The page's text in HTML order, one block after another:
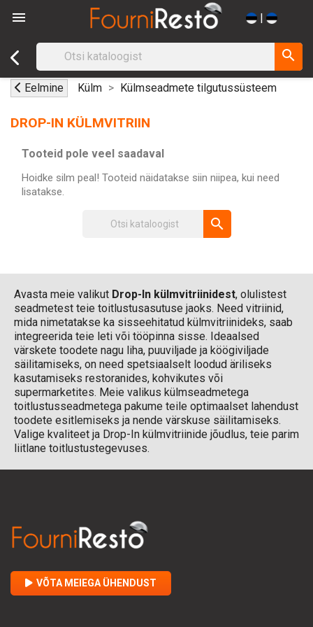
 |
search
Eelmine Külm Külmseadmete tilgutussüsteem
DROP-IN KÜLMVITRIIN
Tooteid pole veel saadaval
Hoidke silm peal! Tooteid näidatakse siin niipea, kui need
lisatakse.
search
Avasta meie valikut Drop-In külmvitriinidest, olulistest
seadmetest teie toitlustusasutuse jaoks. Need vitriinid,
mida nimetatakse ka sisseehitatud külmvitriinideks, saab
integreerida teie leti või tööpinna sisse. Ideaalsed
värskete toodete nagu liha, puuviljade ja köögiviljade
säilitamiseks, on need spetsiaalselt loodud äriliseks
kasutamiseks restoranides, kohvikutes või
supermarketites. Meie valikus külmseadmetega
toitlustusseadmetega pakume teile optimaalset lahendust
toodete esitlemiseks ja nende värskuse säilitamiseks.
Valige kvaliteet ja Drop-In külmvitriinide jõudlus, teie parim
liitlane toitlustustegevuses.
VÕTA MEIEGA ÜHENDUST